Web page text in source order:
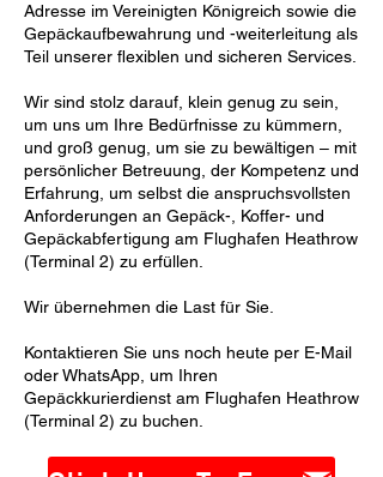
Adresse im Vereinigten Königreich sowie die
Gepäckaufbewahrung und -weiterleitung als
Teil unserer flexiblen und sicheren Services.
Wir sind stolz darauf, klein genug zu sein,
um uns um Ihre Bedürfnisse zu kümmern,
und groß genug, um sie zu bewältigen – mit
persönlicher Betreuung, der Kompetenz und
Erfahrung, um selbst die anspruchsvollsten
Anforderungen an Gepäck-, Koffer- und
Gepäckabfertigung am Flughafen Heathrow
(Terminal 2) zu erfüllen.
Wir übernehmen die Last für Sie.
Kontaktieren Sie uns noch heute per E-Mail
oder WhatsApp, um Ihren
Gepäckkurierdienst am Flughafen Heathrow
(Terminal 2) zu buchen.